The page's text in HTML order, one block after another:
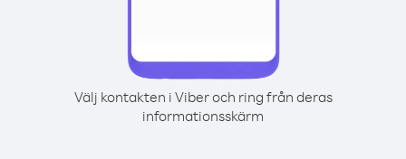
Välj kontakten i Viber och ring från deras
informationsskärm